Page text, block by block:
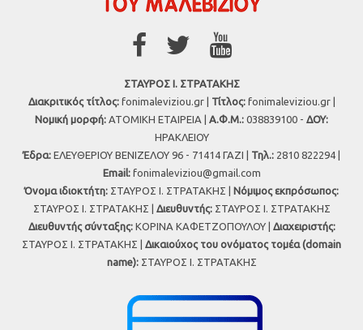
ΣΤΑΥΡΟΣ Ι. ΣΤΡΑΤΑΚΗΣ
Διακριτικός τίτλος:fonimaleviziou.gr | Τίτλος:fonimaleviziou.gr |
Νομική μορφή: ΑΤΟΜΙΚΗ ΕΤΑΙΡΕΙΑ | Α.Φ.Μ.: 038839100 - ΔΟΥ:
ΗΡΑΚΛΕΙΟΥ
Έδρα: ΕΛΕΥΘΕΡΙΟΥ ΒΕΝΙΖΕΛΟΥ 96 - 71414 ΓΑΖΙ | Τηλ.: 2810 822294 |
Εmail: fonimaleviziou@gmail.com
Όνομα ιδιοκτήτη: ΣΤΑΥΡΟΣ Ι. ΣΤΡΑΤΑΚΗΣ | Νόμιμος εκπρόσωπος:
ΣΤΑΥΡΟΣ Ι. ΣΤΡΑΤΑΚΗΣ | Διευθυντής:ΣΤΑΥΡΟΣ Ι. ΣΤΡΑΤΑΚΗΣ
Διευθυντής σύνταξης:ΚΟΡΙΝΑ ΚΑΦΕΤΖΟΠΟΥΛΟΥ | Διαχειριστής:
ΣΤΑΥΡΟΣ Ι. ΣΤΡΑΤΑΚΗΣ | Δικαιούχος του ονόματος τομέα (domain
name):ΣΤΑΥΡΟΣ Ι. ΣΤΡΑΤΑΚΗΣ